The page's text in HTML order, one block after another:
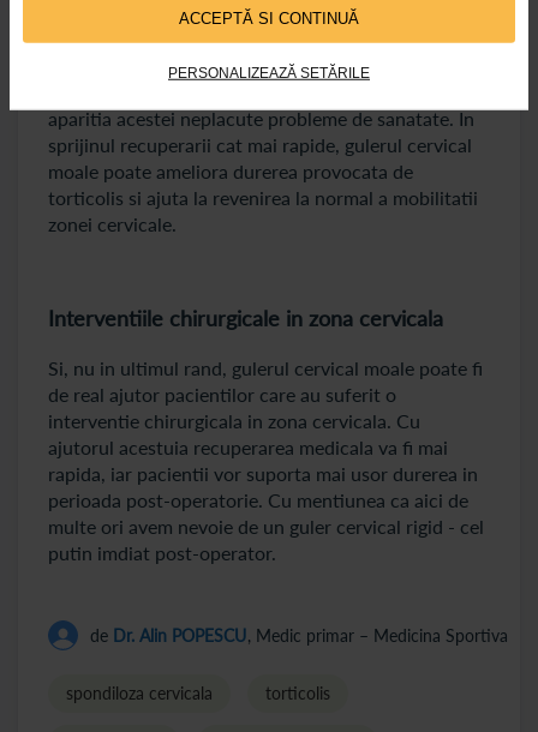
ACCEPTĂ SI CONTINUĂ
PERSONALIZEAZĂ SETĂRILE
poate sa apara in urma unei miscari bruste, dar si
datorita mentinerii capului si gatului intr-o pozitie
nefireasca in timpul somnului. In plus, frigul sau
aparitia acestei neplacute probleme de sanatate. In
sprijinul recuperarii cat mai rapide, gulerul cervical
moale poate ameliora durerea provocata de
torticolis si ajuta la revenirea la normal a mobilitatii
zonei cervicale.
Interventiile chirurgicale in zona cervicala
Si, nu in ultimul rand, gulerul cervical moale poate fi
de real ajutor pacientilor care au suferit o
interventie chirurgicala in zona cervicala. Cu
ajutorul acestuia recuperarea medicala va fi mai
rapida, iar pacientii vor suporta mai usor durerea in
perioada post-operatorie. Cu mentiunea ca aici de
multe ori avem nevoie de un guler cervical rigid - cel
putin imdiat post-operator.
de Dr. Alin POPESCU, Medic primar – Medicina Sportiva
spondiloza cervicala torticolis